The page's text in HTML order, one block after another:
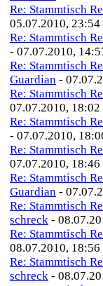
Re: Stammtisch
05.07.2010, 23:54
Re: Stammtisch
- 07.07.2010,
Re: Stammtisch
Guardian -
Re: Stammtisch
07.07.2010, 18:02
Re: Stammtisch
- 07.07.2010,
Re: Stammtisch
07.07.2010, 18:46
Re: Stammtisch
Guardian -
Re: Stammtisch
schreck -
Re: Stammtisch
08.07.2010, 18:56
Re: Stammtisch
schreck -